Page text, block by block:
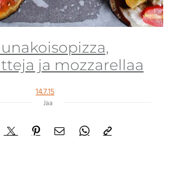
ja mozzarellaa
14.7.15
Jaa